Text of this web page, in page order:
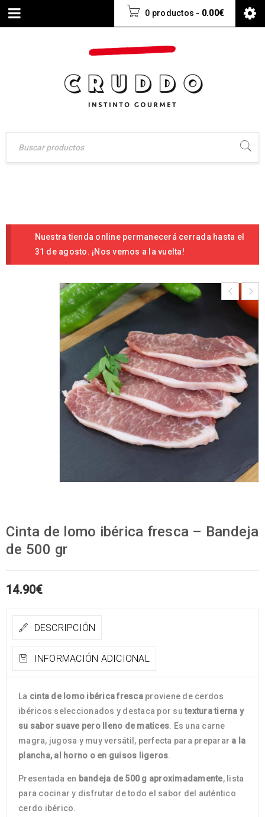
0 productos - 0.00€
Nuestra tienda online permanecerá cerrada hasta el
31 de agosto. ¡Nos vemos a la vuelta!
Cinta de lomo ibérica fresca – Bandeja
de 500 gr
14.90€
DESCRIPCIÓN
INFORMACIÓN ADICIONAL
La cinta de lomo ibérica frescaproviene de cerdos
ibéricos seleccionados y destaca por sutextura tierna y
su sabor suave pero lleno de matices. Es una carne
magra, jugosa y muy versátil, perfecta para preparar a la
plancha, al horno o en guisos ligeros.
Presentada en bandeja de 500 g aproximadamente, lista
para cocinar y disfrutar de todo el sabor del auténtico
cerdo ibérico.